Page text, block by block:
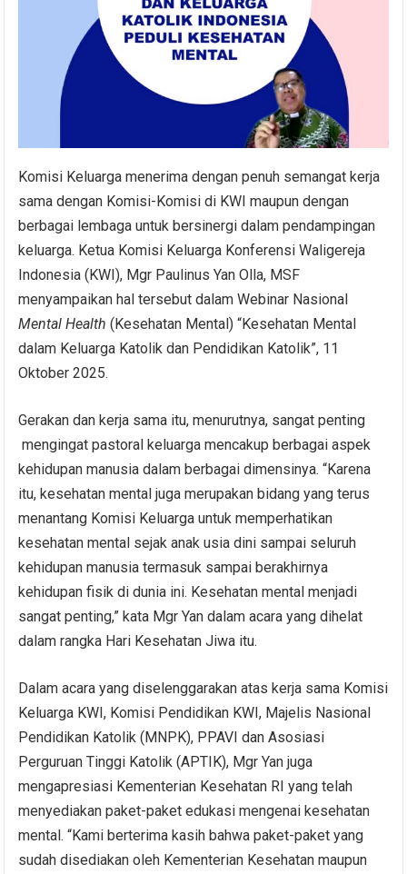
Komisi Keluarga menerima dengan penuh semangat kerja
sama dengan Komisi-Komisi di KWI maupun dengan
berbagai lembaga untuk bersinergi dalam pendampingan
keluarga. Ketua Komisi Keluarga Konferensi Waligereja
Indonesia (KWI), Mgr Paulinus Yan Olla, MSF
menyampaikan hal tersebut dalam Webinar Nasional
Mental Health (Kesehatan Mental) “Kesehatan Mental
dalam Keluarga Katolik dan Pendidikan Katolik”, 11
Oktober 2025.
Gerakan dan kerja sama itu, menurutnya, sangat penting
mengingat pastoral keluarga mencakup berbagai aspek
kehidupan manusia dalam berbagai dimensinya. “Karena
itu, kesehatan mental juga merupakan bidang yang terus
menantang Komisi Keluarga untuk memperhatikan
kesehatan mental sejak anak usia dini sampai seluruh
kehidupan manusia termasuk sampai berakhirnya
kehidupan fisik di dunia ini. Kesehatan mental menjadi
sangat penting,” kata Mgr Yan dalam acara yang dihelat
dalam rangka Hari Kesehatan Jiwa itu.
Dalam acara yang diselenggarakan atas kerja sama Komisi
Keluarga KWI, Komisi Pendidikan KWI, Majelis Nasional
Pendidikan Katolik (MNPK), PPAVI dan Asosiasi
Perguruan Tinggi Katolik (APTIK), Mgr Yan juga
mengapresiasi Kementerian Kesehatan RI yang telah
menyediakan paket-paket edukasi mengenai kesehatan
mental. “Kami berterima kasih bahwa paket-paket yang
sudah disediakan oleh Kementerian Kesehatan maupun